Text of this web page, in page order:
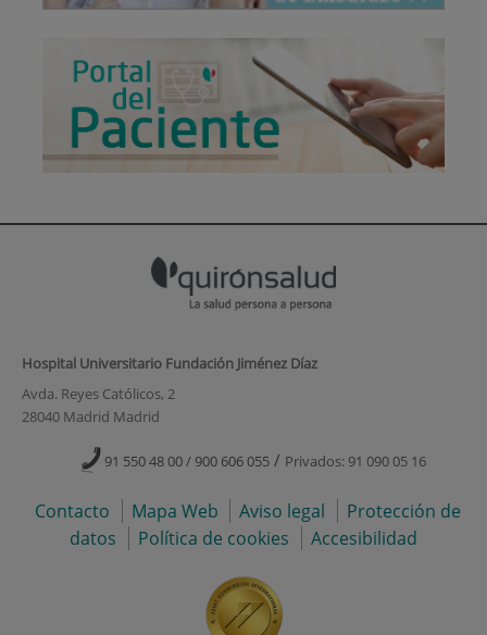
Hospital Universitario Fundación Jiménez Díaz
Avda. Reyes Católicos, 2
28040 Madrid Madrid
91 550 48 00 / 900 606 055 / Privados: 91 090 05 16
Contacto Mapa Web Aviso legal
Protección de
datos
Política de cookies Accesibilidad